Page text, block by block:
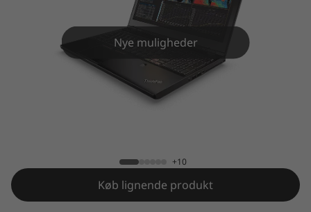
Nye muligheder
+10
Køb lignende produkt